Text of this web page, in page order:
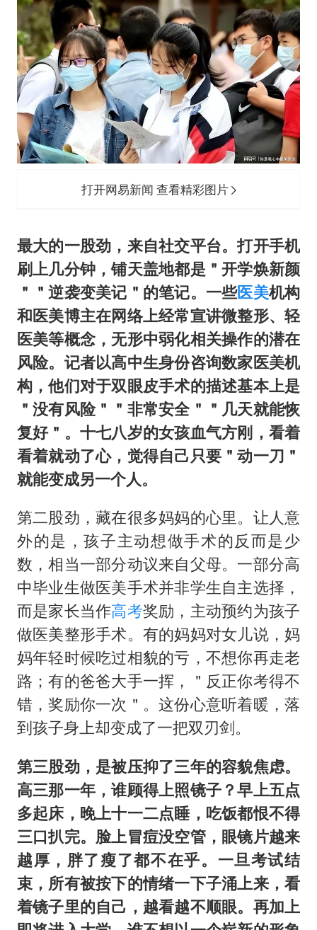
打开网易新闻 查看精彩图片
最大的一股劲，来自社交平台。打开手机
刷上几分钟，铺天盖地都是＂开学焕新颜
＂＂逆袭变美记＂的笔记。一些医美机构
和医美博主在网络上经常宣讲微整形、轻
医美等概念，无形中弱化相关操作的潜在
风险。记者以高中生身份咨询数家医美机
构，他们对于双眼皮手术的描述基本上是
＂没有风险＂＂非常安全＂＂几天就能恢
复好＂。十七八岁的女孩血气方刚，看着
看着就动了心，觉得自己只要＂动一刀＂
就能变成另一个人。
第二股劲，藏在很多妈妈的心里。让人意
外的是，孩子主动想做手术的反而是少
数，相当一部分动议来自父母。一部分高
中毕业生做医美手术并非学生自主选择，
而是家长当作高考奖励，主动预约为孩子
做医美整形手术。有的妈妈对女儿说，妈
妈年轻时候吃过相貌的亏，不想你再走老
路；有的爸爸大手一挥，＂反正你考得不
错，奖励你一次＂。这份心意听着暖，落
到孩子身上却变成了一把双刃剑。
第三股劲，是被压抑了三年的容貌焦虑。
高三那一年，谁顾得上照镜子？早上五点
多起床，晚上十一二点睡，吃饭都恨不得
三口扒完。脸上冒痘没空管，眼镜片越来
越厚，胖了瘦了都不在乎。一旦考试结
束，所有被按下的情绪一下子涌上来，看
着镜子里的自己，越看越不顺眼。再加上